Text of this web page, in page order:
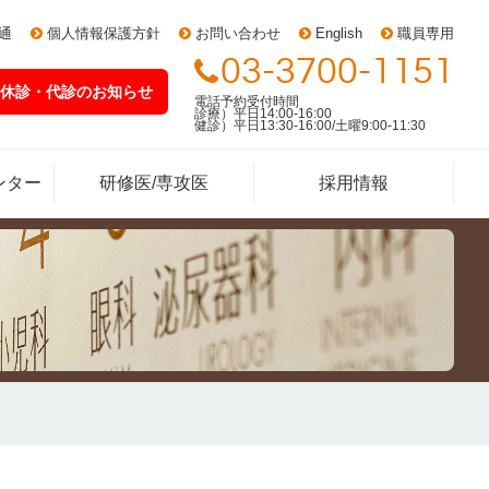
個人情報保護方針 お問い合わせ English 職員専用
休診・代診のお知らせ 03-3700-1151
電話予約受付時間
診療）平日14:00-16:00
健診）平日13:30-16:00/土曜9:00-11:30
ター 研修医/専攻医 採用情報